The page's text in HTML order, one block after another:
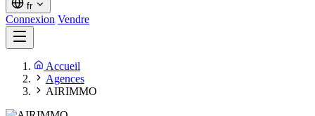
fr
Connexion Vendre
Accueil
Agences
AIRIMMO